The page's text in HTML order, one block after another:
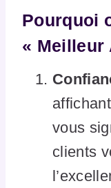
Pourquoi
« Meilleur
vous
clients